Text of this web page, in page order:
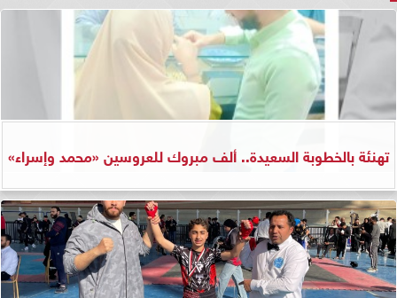
تهنئة بالخطوبة السعيدة.. ألف مبروك للعروسين «محمد وإسراء»